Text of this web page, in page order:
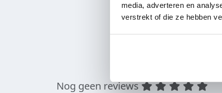
media, adverteren en
verstrekt of die ze hebben
Nog geen reviews